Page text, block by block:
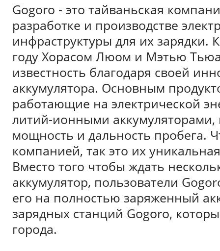
Gogoro - это тайваньская
разработке и производстве
инфраструктуры для их
году Хорасом Люом и Мэтью
известность благодаря своей
аккумулятора. Основным
работающие на электрической
литий-ионными
мощность и дальность пробега.
компанией, так это их
Вместо того чтобы ждать
аккумулятор, пользователи
его на полностью заряженный
зарядных станций Gogoro,
города.